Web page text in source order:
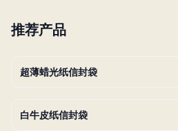
推荐产品
超薄蜡光纸信封袋
白牛皮纸信封袋